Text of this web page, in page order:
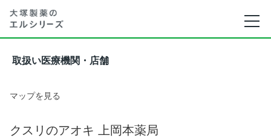
取扱い医療機関・店舗
マップを見る
クスリのアオキ 上岡本薬局